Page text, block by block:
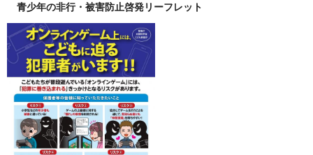
青少年の非行・被害防止啓発リーフレット